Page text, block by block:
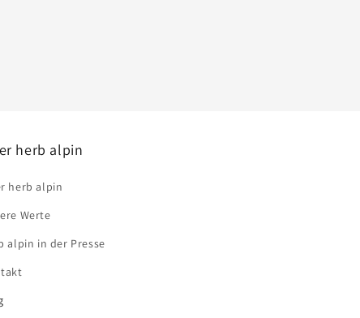
herb alpin
herb alpin
Werte
alpin in der Presse